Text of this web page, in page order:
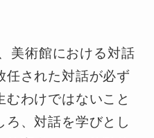
美術館における対話
任された対話が必ず
むわけではないこと
ろ、対話を学びとし